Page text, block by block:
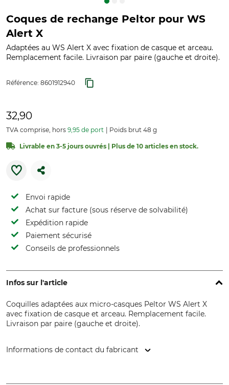
Coques de rechange Peltor pour WS
Alert X
Adaptées au WS Alert X avec fixation de casque et arceau.
Remplacement facile. Livraison par paire (gauche et droite).
Référence: 8601912940
32,90
TVA comprise, hors 9,95 de port Poids brut 48 g
Livrable en 3-5 jours ouvrés | Plus de 10 articles en stock.
Envoi rapide
Achat sur facture (sous réserve de solvabilité)
Expédition rapide
Paiement sécurisé
Conseils de professionnels
Infos sur l'article
Coquilles adaptées aux micro-casques Peltor WS Alert X
avec fixation de casque et arceau. Remplacement facile.
Livraison par paire (gauche et droite).
Informations de contact du fabricant
Germany, www.3mGermany.de